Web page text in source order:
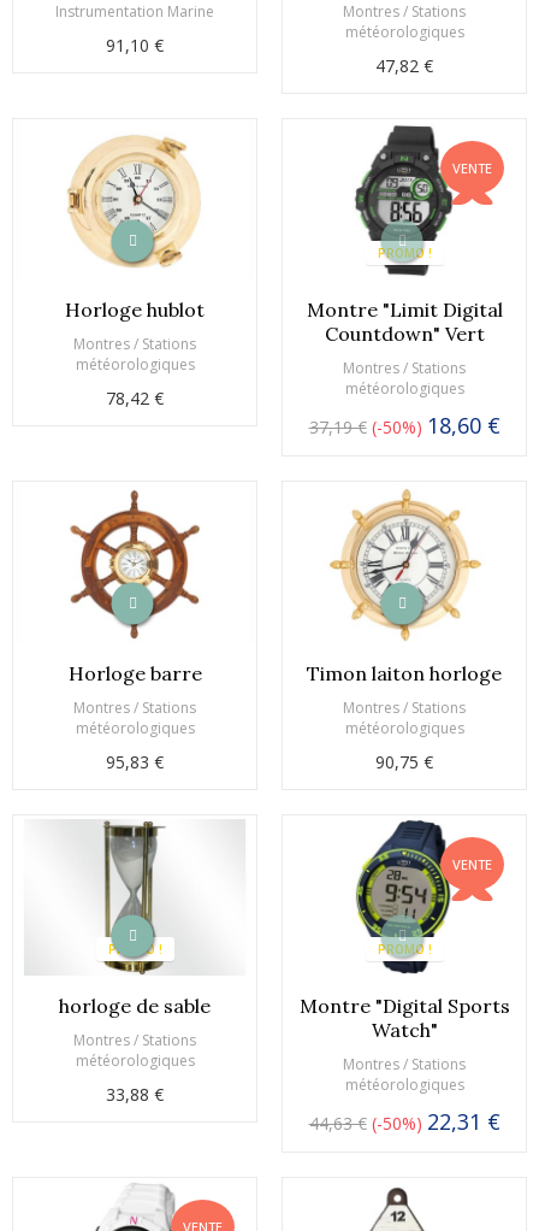
Instrumentation Marine
91,10 €
Montres / Stations
météorologiques
47,82 €
Horloge hublot
Montres / Stations
météorologiques
78,42 €
PROMO !
VENTE
Montre "Limit Digital
Countdown" Vert
Montres / Stations
météorologiques
37,19 € -50% 18,60 €
Horloge barre
Montres / Stations
météorologiques
95,83 €
Timon laiton horloge
Montres / Stations
météorologiques
90,75 €
PROMO !
horloge de sable
Montres / Stations
météorologiques
33,88 €
PROMO !
VENTE
Montre "Digital Sports
Watch"
Montres / Stations
météorologiques
44,63 € -50% 22,31 €
VENTE